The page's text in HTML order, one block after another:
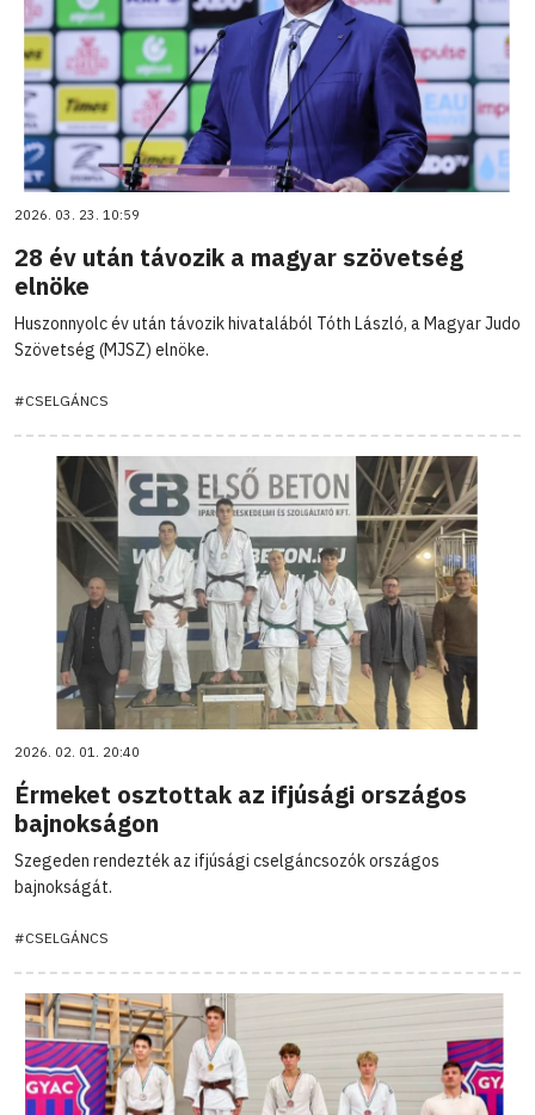
2026. 03. 23. 10:59
28 év után távozik a magyar szövetség
elnöke
Huszonnyolc év után távozik hivatalából Tóth László, a Magyar Judo
Szövetség (MJSZ) elnöke.
#CSELGÁNCS
2026. 02. 01. 20:40
Érmeket osztottak az ifjúsági országos
bajnokságon
Szegeden rendezték az ifjúsági cselgáncsozók országos
bajnokságát.
#CSELGÁNCS